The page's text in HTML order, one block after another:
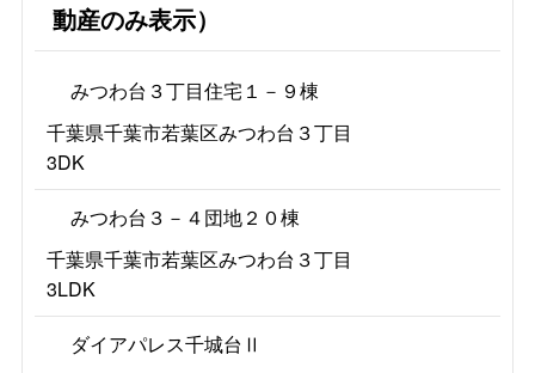
動産のみ表示）
みつわ台３丁目住宅１－９棟
千葉県千葉市若葉区みつわ台３丁目
3DK
みつわ台３－４団地２０棟
千葉県千葉市若葉区みつわ台３丁目
3LDK
ダイアパレス千城台Ⅱ